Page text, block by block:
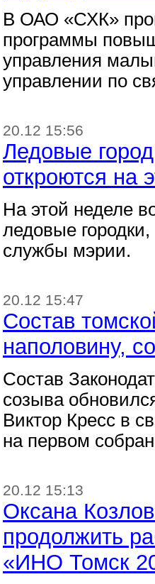
В ОАО «СХК»
программы
управления
управлении по
20.12 15:56
Ледовые
откроются на
На этой неделе
ледовые
службы мэрии.
20.12 15:47
Состав
наполовину,
Состав
созыва
Виктор Кресс в
на первом
20.12 15:13
Оксана
продолжить
«ИНО Томск